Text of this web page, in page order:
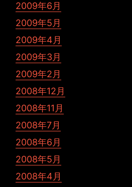
2009年6月
2009年5月
2009年4月
2009年3月
2009年2月
2008年12月
2008年11月
2008年7月
2008年6月
2008年5月
2008年4月